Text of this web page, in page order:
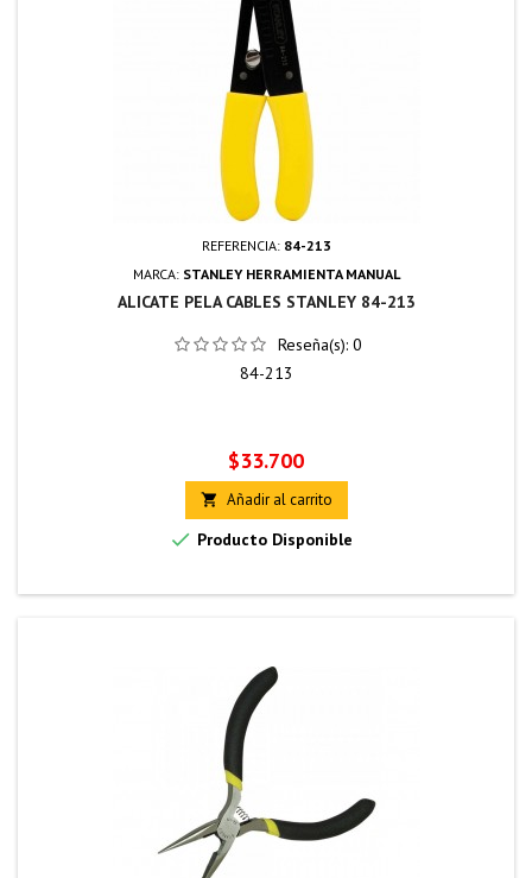
REFERENCIA: 84-213
MARCA: STANLEY HERRAMIENTA MANUAL
ALICATE PELA CABLES STANLEY 84-213
Reseña(s): 0
84-213
Precio
$33.700
 Añadir al carrito
 Producto Disponible